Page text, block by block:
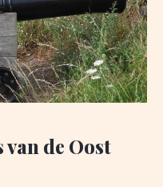
de Oost